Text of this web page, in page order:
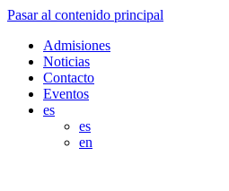
Pasar al contenido principal
Admisiones
Noticias
Contacto
Eventos
es
es
en